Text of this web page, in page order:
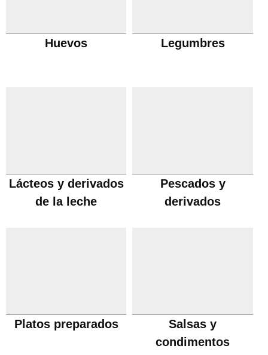
Huevos Legumbres
Lácteos y derivados
de la leche
Pescados y
derivados
Platos preparados
Salsas y
condimentos